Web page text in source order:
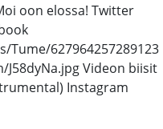
oon elossa! Twitter
Tume/627964257289123
Videon biisit
Instagram